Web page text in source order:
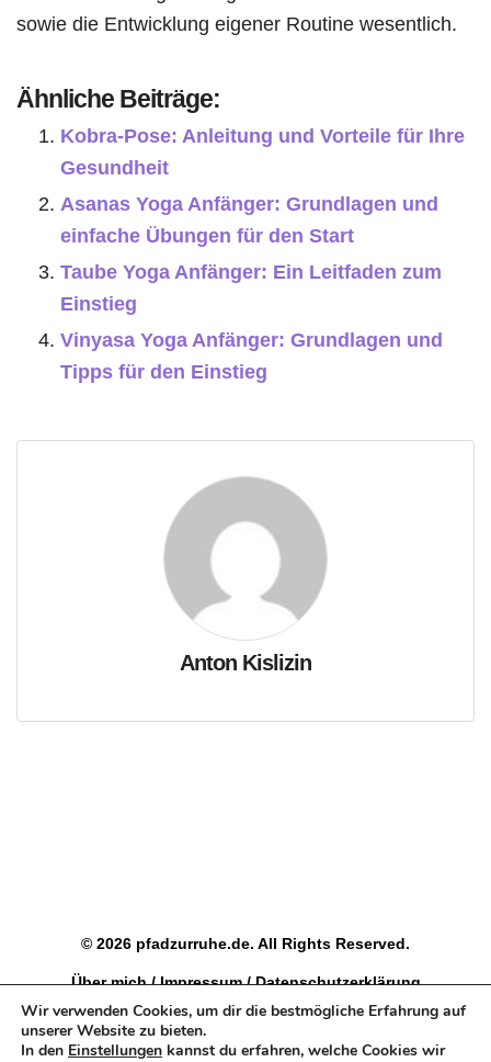
sowie die Entwicklung eigener Routine wesentlich.
Ähnliche Beiträge:
Kobra-Pose: Anleitung und Vorteile für Ihre
Gesundheit
Asanas Yoga Anfänger: Grundlagen und
einfache Übungen für den Start
Taube Yoga Anfänger: Ein Leitfaden zum
Einstieg
Vinyasa Yoga Anfänger: Grundlagen und
Tipps für den Einstieg
Anton Kislizin
© 2026 pfadzurruhe.de. All Rights Reserved.
Über mich/Impressum/Datenschutzerklärung
Als Teilnehmer an verschiedenen Partnerprogrammen
bekomme, ich eine kleine Provision für jeden Kauf über
Wir verwenden Cookies, um dir die bestmögliche Erfahrung auf
unserer Website zu bieten.
In den Einstellungen kannst du erfahren, welche Cookies wir